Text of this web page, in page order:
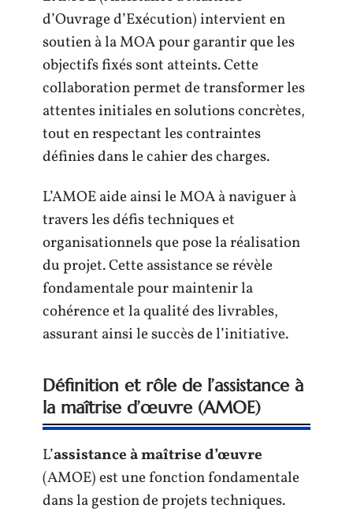
d’Ouvrage d’Exécution) intervient en
soutien à la MOA pour garantir que les
objectifs fixés sont atteints. Cette
collaboration permet de transformer les
attentes initiales en solutions concrètes,
tout en respectant les contraintes
définies dans le cahier des charges.
L’AMOE aide ainsi le MOA à naviguer à
travers les défis techniques et
organisationnels que pose la réalisation
du projet. Cette assistance se révèle
fondamentale pour maintenir la
cohérence et la qualité des livrables,
assurant ainsi le succès de l’initiative.
Définition et rôle de l’assistance à
la maîtrise d’œuvre (AMOE)
L’assistance à maîtrise d’œuvre
(AMOE) est une fonction fondamentale
dans la gestion de projets techniques.